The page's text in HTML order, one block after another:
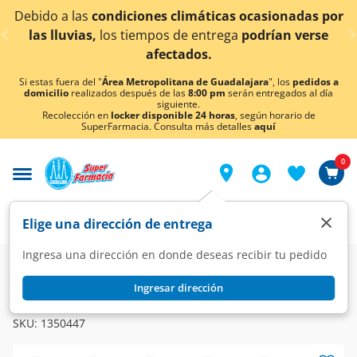
< div class="carousel-inner">
climáticas ocasionadas por
de entregapodrían verse
¡Ahora también en
Si estas fuera del "Área Metropolitana de Guadalajara", los pedidos a
domicilio realizados después de las8:00 pm serán entregados al día
siguiente.
Recolección en locker disponible 24 horas, según horario de
SuperFarmacia. Consulta más detallesaquí
Elige una dirección de entrega
Ingresa una dirección en donde deseas recibir tu pedido
Ingresar dirección
×
0
Farmacia Medicina Dolor Analgésicos
Tylenol 500 mg, 40 Tabletas.
SKU: 1350447